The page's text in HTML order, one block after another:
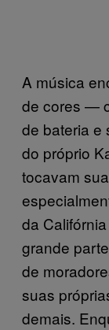
A música
de cores —
de bateria e
do próprio
tocavam
da
grande
de
suas
demais.